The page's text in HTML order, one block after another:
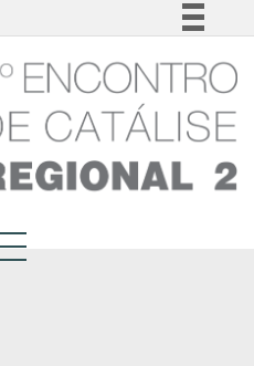
Comunica BR
Participe
Legislação